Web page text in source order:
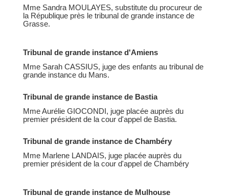
Mme Sandra MOULAYES, substitute du procureur de
la République près le tribunal de grande instance de
Grasse.
Tribunal de grande instance d'Amiens
Mme Sarah CASSIUS, juge des enfants au tribunal de
grande instance du Mans.
Tribunal de grande instance de Bastia
Mme Aurélie GIOCONDI, juge placée auprès du
premier président de la cour d'appel de Bastia.
Tribunal de grande instance de Chambéry
Mme Marlene LANDAIS, juge placée auprès du
premier président de la cour d'appel de Chambéry
Tribunal de grande instance de Mulhouse